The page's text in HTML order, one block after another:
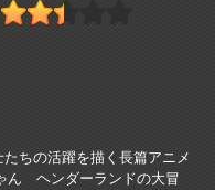
ちの活躍を描く長篇アニメ
ん ヘンダーランドの大冒